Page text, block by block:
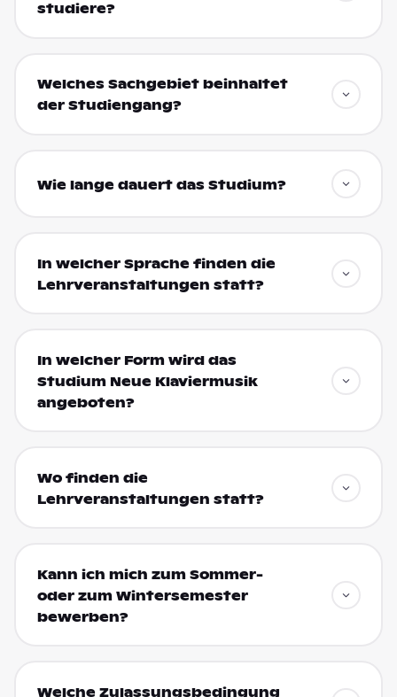
studiere?
Welches Sachgebiet beinhaltet
der Studiengang?
Wie lange dauert das Studium?
In welcher Sprache finden die
Lehrveranstaltungen statt?
In welcher Form wird das
Studium Neue Klaviermusik
angeboten?
Wo finden die
Lehrveranstaltungen statt?
Kann ich mich zum Sommer-
oder zum Wintersemester
bewerben?
Welche Zulassungsbedingung